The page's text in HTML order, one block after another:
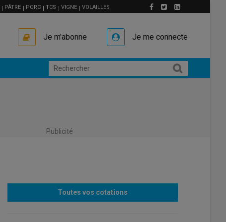
PÂTRE PORC TCS VIGNE VOLAILLES
Je m'abonne Je me connecte
Publicité
Toutes vos cotations